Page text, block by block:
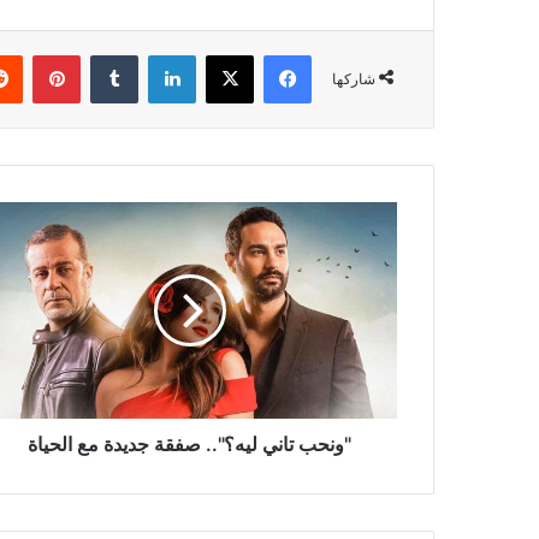
شاركها
فيسبوك ‫X لينكدإن
تاني
ليه؟"..
جديدة
الحياة
"ونحب تاني ليه؟".. صفقة جديدة مع الحياة